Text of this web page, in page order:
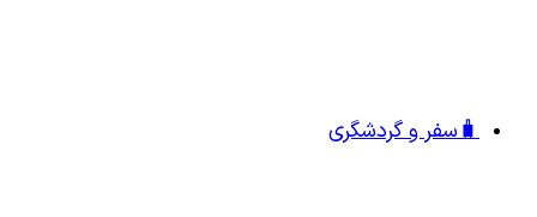
🧳سفر و گردشگری